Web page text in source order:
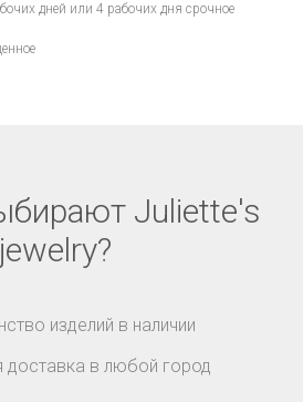
дней или 4 рабочих дня срочное
Juliette's
jewelry?
изделий в наличии
доставка в любой город